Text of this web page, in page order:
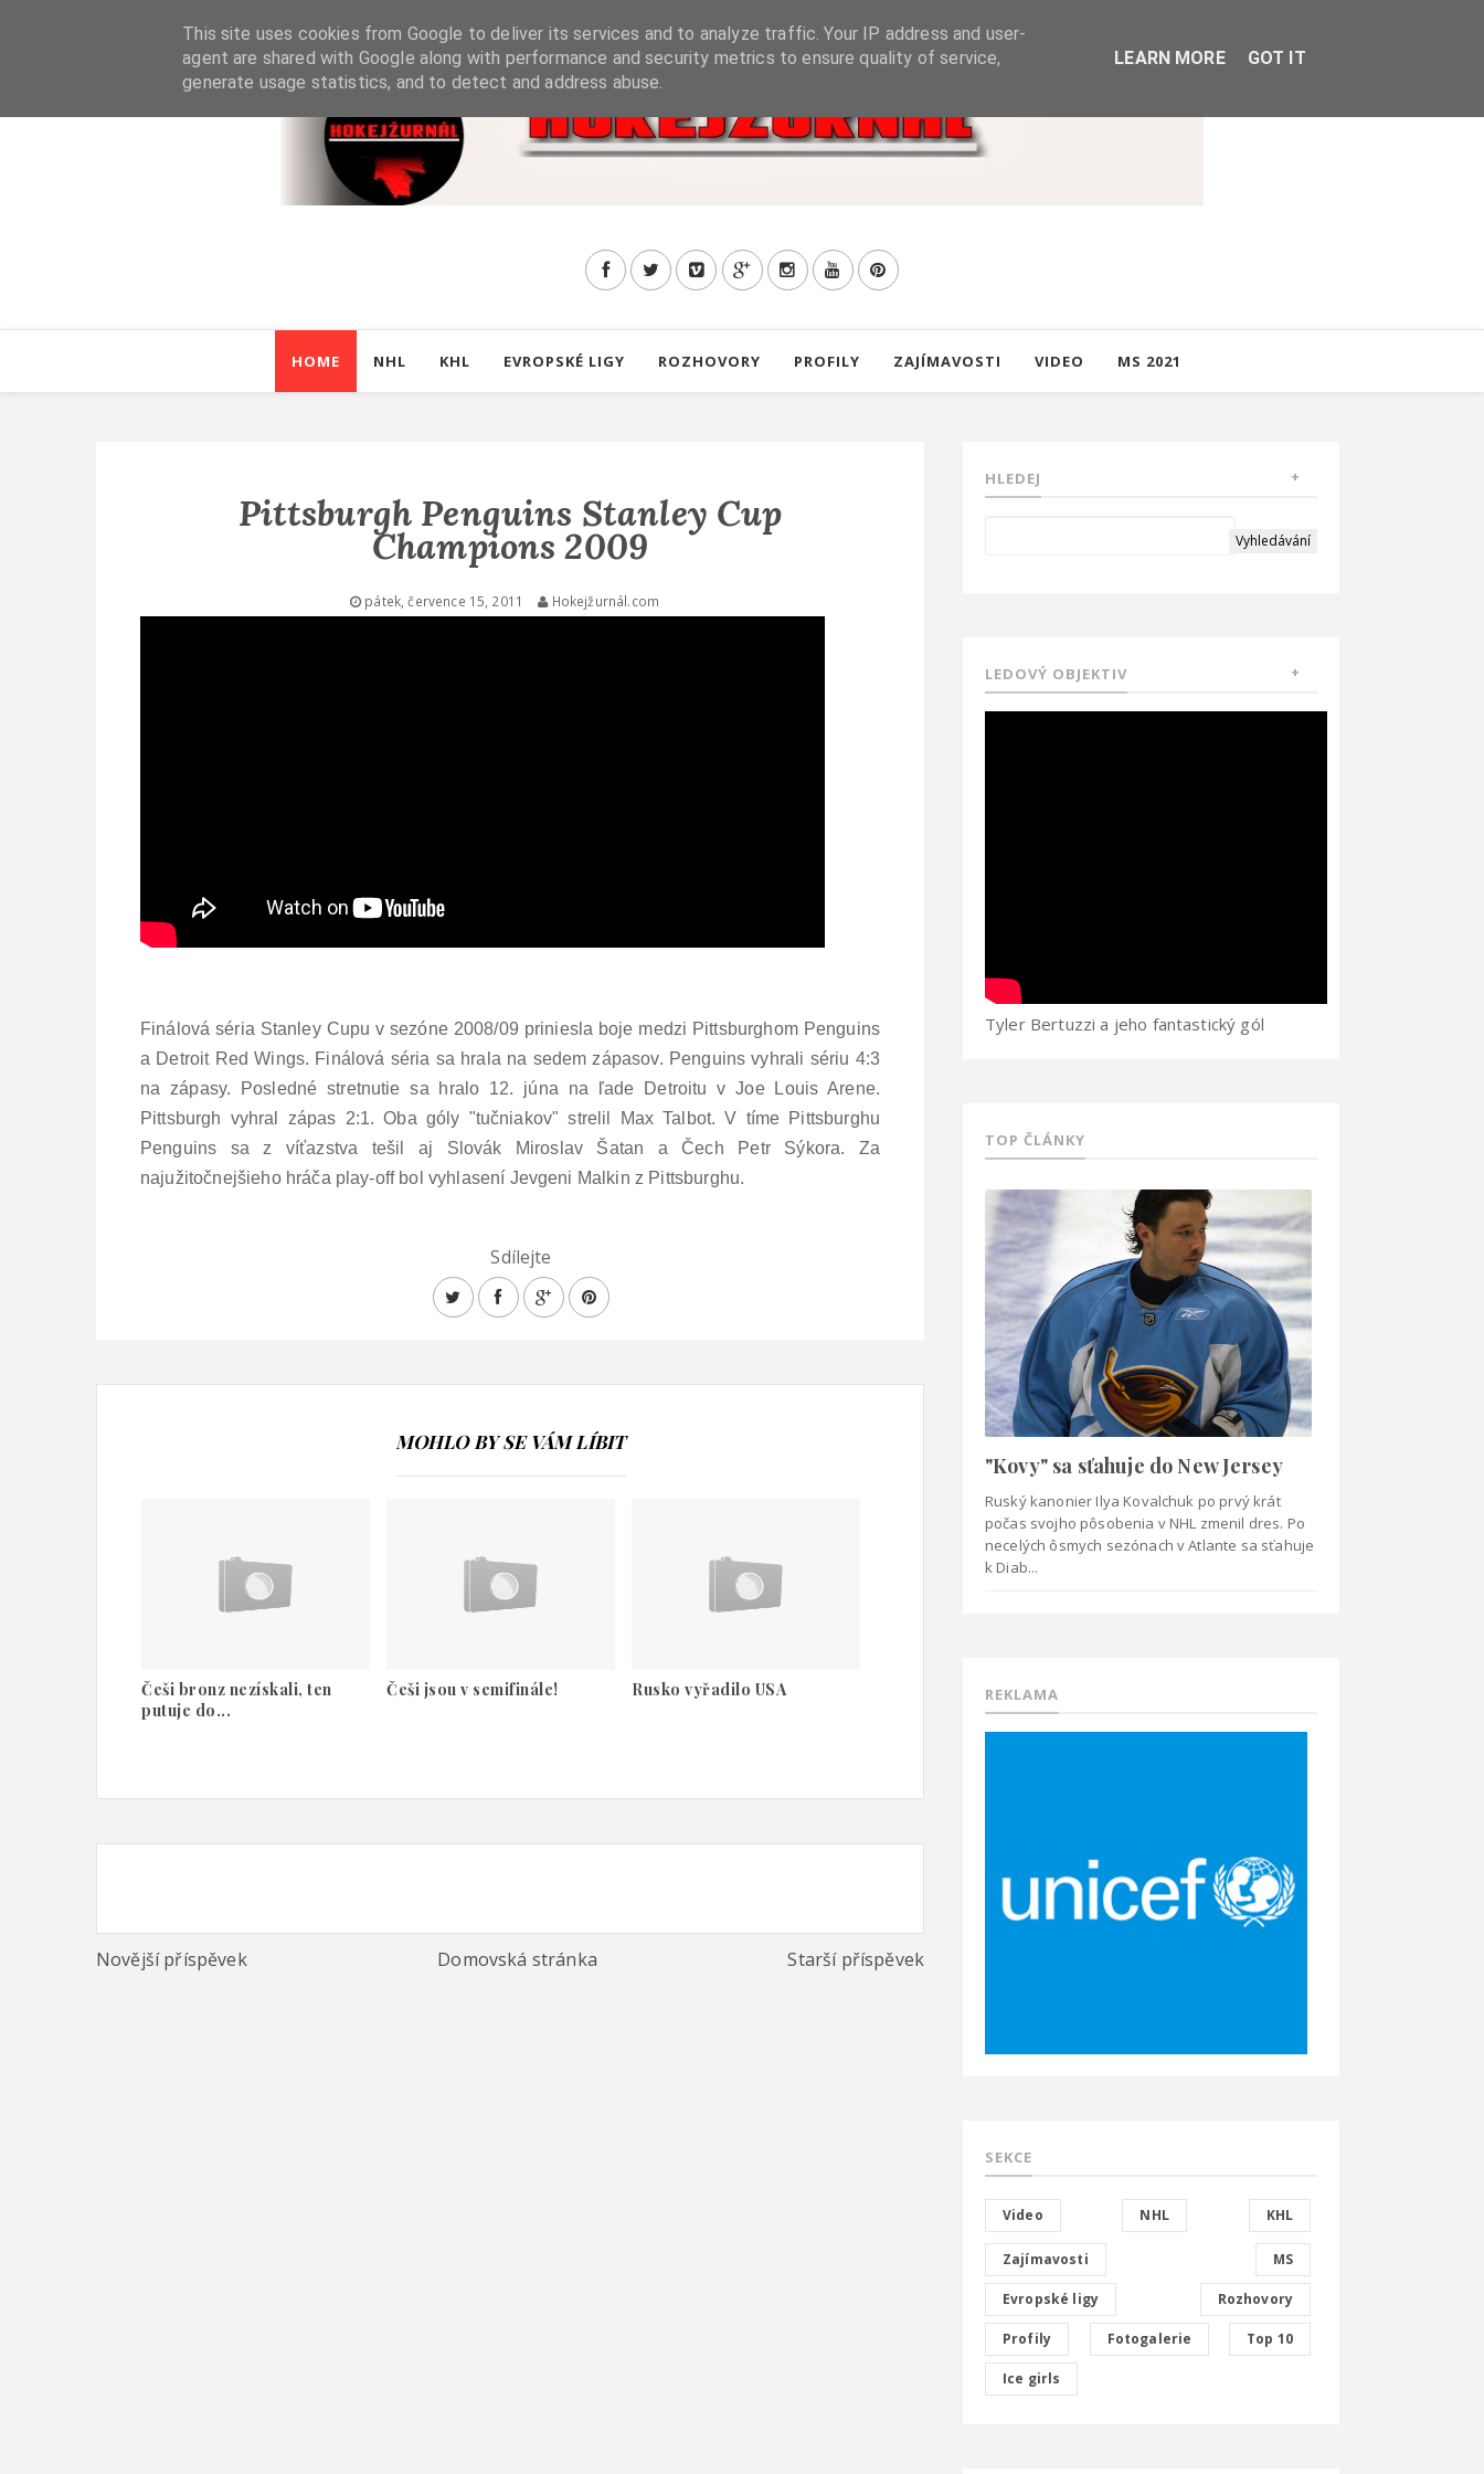
HOME NHL KHL EVROPSKÉ LIGY ROZHOVORY PROFILY ZAJÍMAVOSTI VIDEO MS 2021
Pittsburgh Penguins Stanley Cup
Champions 2009
pátek, července 15, 2011 Hokejžurnál.com
Finálová séria Stanley Cupu v sezóne 2008/09 priniesla boje medzi Pittsburghom Penguins
a Detroit Red Wings. Finálová séria sa hrala na sedem zápasov. Penguins vyhrali sériu 4:3
na zápasy. Posledné stretnutie sa hralo 12. júna na ľade Detroitu v Joe Louis Arene.
Pittsburgh vyhral zápas 2:1. Oba góly "tučniakov" strelil Max Talbot. V tíme Pittsburghu
Penguins sa z víťazstva tešil aj Slovák Miroslav Šatan a Čech Petr Sýkora. Za
najužitočnejšieho hráča play-off bol vyhlasení Jevgeni Malkin z Pittsburghu.
Sdílejte
MOHLO BY SE VÁM LÍBIT
Češi bronz nezískali, ten
putuje do...
Češi jsou v semifinále! Rusko vyřadilo USA
Novější příspěvek Domovská stránka Starší příspěvek
HLEDEJ
LEDOVÝ OBJEKTIV
Tyler Bertuzzi a jeho fantastický gól
TOP ČLÁNKY
"Kovy" sa sťahuje do New Jersey
Ruský kanonier Ilya Kovalchuk po prvý krát
počas svojho pôsobenia v NHL zmenil dres. Po
necelých ôsmych sezónach v Atlante sa sťahuje
k Diab...
REKLAMA
SEKCE
Video NHL KHL
Zajímavosti MS
Evropské ligy Rozhovory
Profily Fotogalerie Top 10
Ice girls
This site uses cookies from Google to deliver its services and to analyze traffic. Your IP address and user-
agent are shared with Google along with performance and security metrics to ensure quality of service,
generate usage statistics, and to detect and address abuse.
LEARN MORE GOT IT